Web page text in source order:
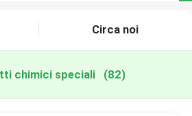
Circa noi
chimici speciali (82)